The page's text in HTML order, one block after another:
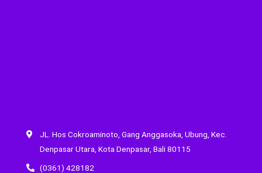
JL. Hos Cokroaminoto, Gang Anggasoka, Ubung, Kec.
Denpasar Utara, Kota Denpasar, Bali 80115
(0361) 428182